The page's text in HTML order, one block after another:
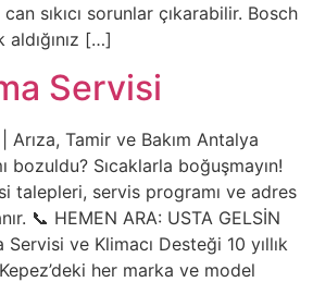
sıkıcı sorunlar çıkarabilir. Bosch
[…]
Servisi
Arıza, Tamir ve Bakım Antalya
bozuldu? Sıcaklarla boğuşmayın!
talepleri, servis programı ve adres
📞 HEMEN ARA: USTA GELSİN
ve Klimacı Desteği 10 yıllık
her marka ve model